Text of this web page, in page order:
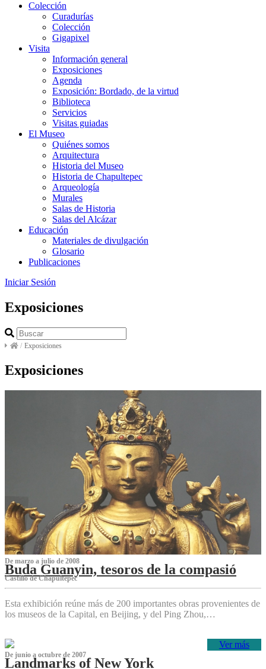
Colección
Curadurías
Colección
Gigapixel
Visita
Información general
Exposiciones
Agenda
Exposición: Bordado, de la virtud
Biblioteca
Servicios
Visitas guiadas
El Museo
Quiénes somos
Arquitectura
Historia del Museo
Historia de Chapultepec
Arqueología
Murales
Salas de Historia
Salas del Alcázar
Educación
Materiales de divulgación
Glosario
Publicaciones
Iniciar Sesión
Exposiciones
/ Exposiciones
Exposiciones
De marzo a julio de 2008
Buda Guanyin, tesoros de la compasió
Castillo de Chapultepec
Esta exhibición reúne más de 200 importantes obras provenientes de
los museos de la Capital, en Beijing, y del Ping Zhou,…
Ver más
De junio a octubre de 2007
Landmarks of New York